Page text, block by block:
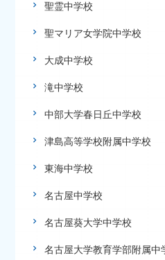
聖霊中学校
聖マリア女学院中学校
大成中学校
滝中学校
中部大学春日丘中学校
津島高等学校附属中学校
東海中学校
名古屋中学校
名古屋葵大学中学校
名古屋大学教育学部附属中